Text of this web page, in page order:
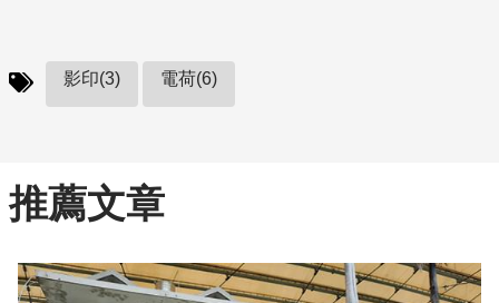
影印(3) 電荷(6)
推薦文章